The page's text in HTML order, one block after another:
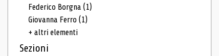
Federico Borgna(1)
Giovanna Ferro(1)
+ altri elementi
Sezioni